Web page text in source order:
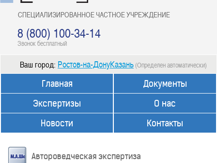
СПЕЦИАЛИЗИРОВАННОЕ ЧАСТНОЕ УЧРЕЖДЕНИЕ
8 (800) 100-34-14
Звонок бесплатный
Ваш город: Ростов-на-ДонуКазань (Определен автоматически)
Главная
Экспертизы
Новости
Документы
О нас
Контакты
Автороведческая экспертиза